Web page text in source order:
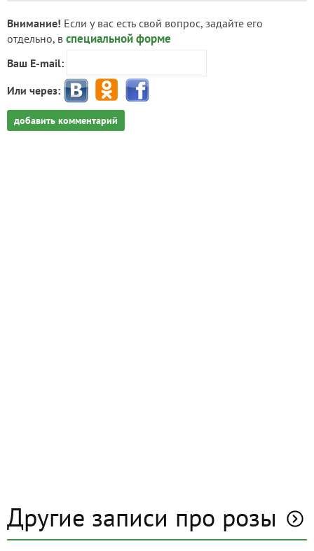
Внимание! Если у вас есть свой вопрос, задайте его
отдельно, в специальной форме
Ваш E-mail:
Или через:
добавить комментарий
Другие записи про розы